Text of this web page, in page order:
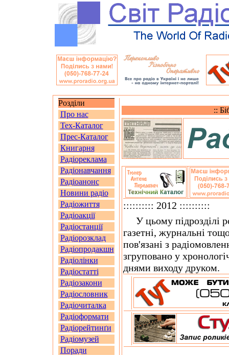
Розділи
Про нас
Тех-Каталог
Прес-Каталог
Книгарня
Радіореклама
Радіонавчання
Радіоанонс
Новини радіо
Радіожиття
Радіоакції
Радіостанції
Радіорозклад
Радіопродакшн
Радіолінки
Радіостатті
Радіозакони
Радіословник
Радіочиталка
Радіоформати
Радіорейтинґи
Радіомузей
Поради
::
:::::::::: 2012 ::::::::::
У цьому підрозділі
газетні, журнальні
пов'язані з
згруповано у
днями виходу друком.